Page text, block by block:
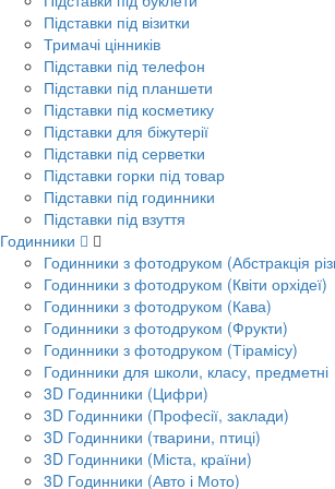
Підставки під візитки
Тримачі цінників
Підставки під телефон
Підставки під планшети
Підставки під косметику
Підставки для біжутерії
Підставки під серветки
Підставки горки під товар
Підставки під годинники
Підставки під взуття
Годинники
Годинники з фотодруком (Абстракція
Годинники з фотодруком (Квіти орхідеї)
Годинники з фотодруком (Кава)
Годинники з фотодруком (Фрукти)
Годинники з фотодруком (Тірамісу)
Годинники для школи, класу, предметні
3D Годинники (Цифри)
3D Годинники (Професії, заклади)
3D Годинники (тварини, птиці)
3D Годинники (Міста, країни)
3D Годинники (Авто і Мото)